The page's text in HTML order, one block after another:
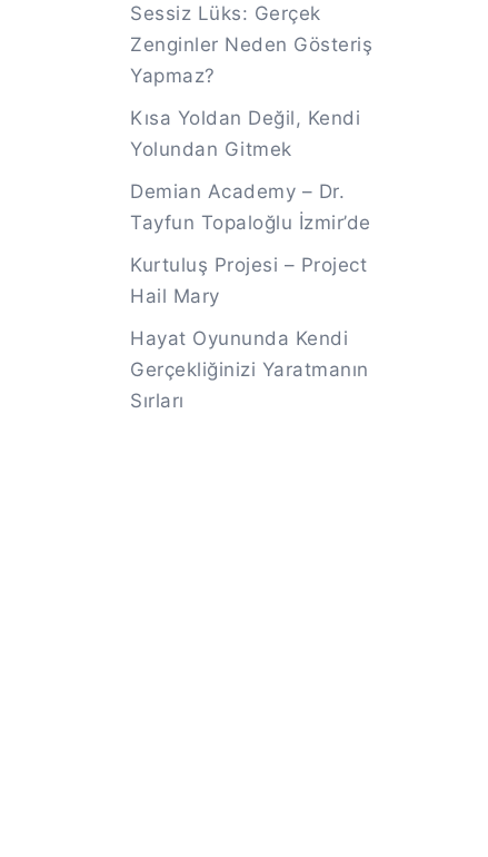
Sessiz Lüks: Gerçek
Zenginler Neden Gösteriş
Yapmaz?
Kısa Yoldan Değil, Kendi
Yolundan Gitmek
Demian Academy – Dr.
Tayfun Topaloğlu İzmir’de
Kurtuluş Projesi – Project
Hail Mary
Hayat Oyununda Kendi
Gerçekliğinizi Yaratmanın
Sırları